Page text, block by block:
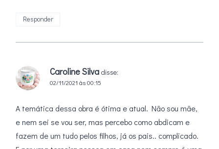
Responder
Caroline Silva disse:
02/11/2021 às 00:15
A temática dessa obra é ótima e atual. Não sou mãe,
e nem sei se vou ser, mas percebo como abdicam e
fazem de um tudo pelos filhos, já os pais.. complicado.